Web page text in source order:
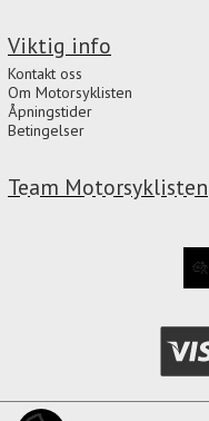
Team Motorsyklisten
Viktig info
Kontakt oss
Om Motorsyklisten
Åpningstider
Betingelser